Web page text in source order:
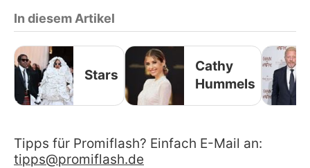
In diesem Artikel
Stars
Cathy
Hummels
Tipps für Promiflash? Einfach E-Mail an:
tipps@promiflash.de